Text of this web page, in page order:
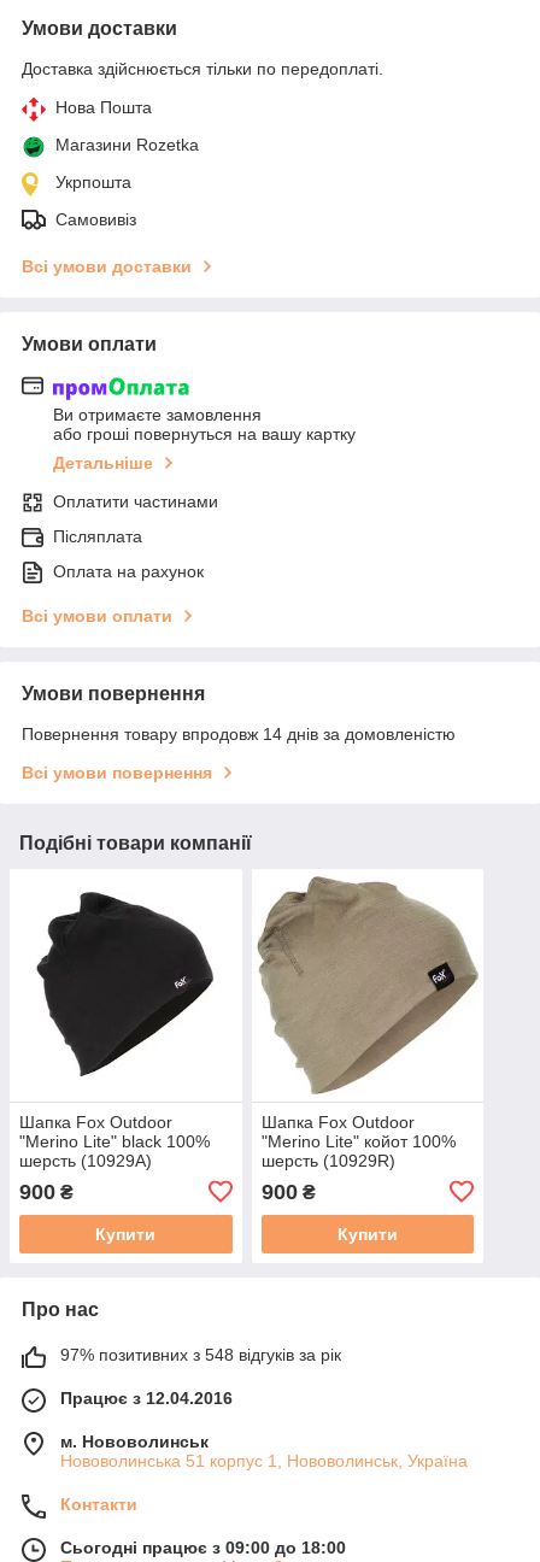
Умови доставки
Доставка здійснюється тільки по передоплаті.
Нова Пошта
Магазини Rozetka
Укрпошта
Самовивіз
Всі умови доставки
Умови оплати
Ви отримаєте замовлення
або гроші повернуться на вашу картку
Детальніше
Оплатити частинами
Післяплата
Оплата на рахунок
Всі умови оплати
Умови повернення
Повернення товару впродовж 14 днів за домовленістю
Всі умови повернення
Подібні товари компанії
Шапка Fox Outdoor
"Merino Lite" black 100%
шерсть (10929A)
900 ₴
Купити
Шапка Fox Outdoor
"Merino Lite" койот 100%
шерсть (10929R)
900₴
Купити
Про нас
97% позитивних з 548 відгуків за рік
Працює з 12.04.2016
м. Нововолинськ
Нововолинська 51 корпус 1, Нововолинськ, Україна
Контакти
Сьогодні працює з 09:00 до 18:00